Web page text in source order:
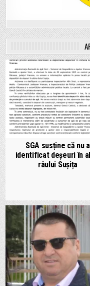
SGA susține că nu a
identificat deșeuri în
râului Sușița